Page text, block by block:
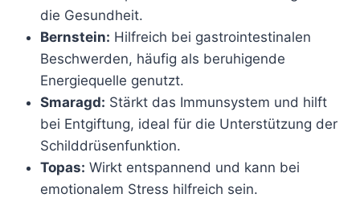
die Gesundheit.
Bernstein: Hilfreich bei gastrointestinalen
Beschwerden, häufig als beruhigende
Energiequelle genutzt.
Smaragd: Stärkt das Immunsystem und hilft
bei Entgiftung, ideal für die Unterstützung der
Schilddrüsenfunktion.
Topas: Wirkt entspannend und kann bei
emotionalem Stress hilfreich sein.